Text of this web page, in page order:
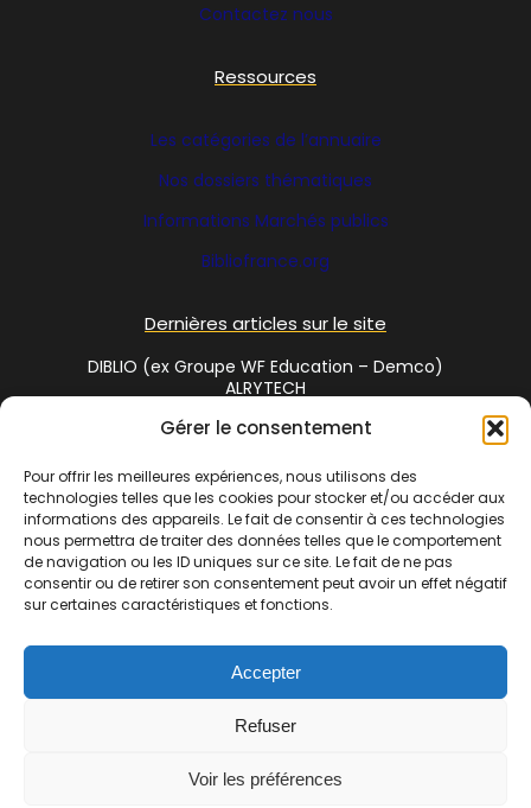
Gérer le consentement
Pour offrir les meilleures expériences, nous utilisons des
technologies telles que les cookies pour stocker et/ou accéder aux
informations des appareils. Le fait de consentir à ces technologies
nous permettra de traiter des données telles que le comportement
de navigation ou les ID uniques sur ce site. Le fait de ne pas
consentir ou de retirer son consentement peut avoir un effet négatif
sur certaines caractéristiques et fonctions.
Accepter
Refuser
Voir les préférences
Contactez nous
Ressources
Les catégories de l’annuaire
Nos dossiers thématiques
Informations Marchés publics
Bibliofrance.org
Dernières articles sur le site
DIBLIO (ex Groupe WF Education – Demco)
ALRYTECH
Social Media
Twitter
Cet annuaire est une réalisation deBibliofrance.org, site
coopératif de bibliothécaires | La commercialisation de cet
espace est assuré parwww.bibliosud.org Association Loi 1901
enregistrée sous le RNA N° W342002610 – N° Siret 838 720 191
00017 – Adresse : 1 chemin des gandials 34260 Ceilhes et
Rocozels | Copyright © 2007-2024 Bibliofrance.org. Tous droits